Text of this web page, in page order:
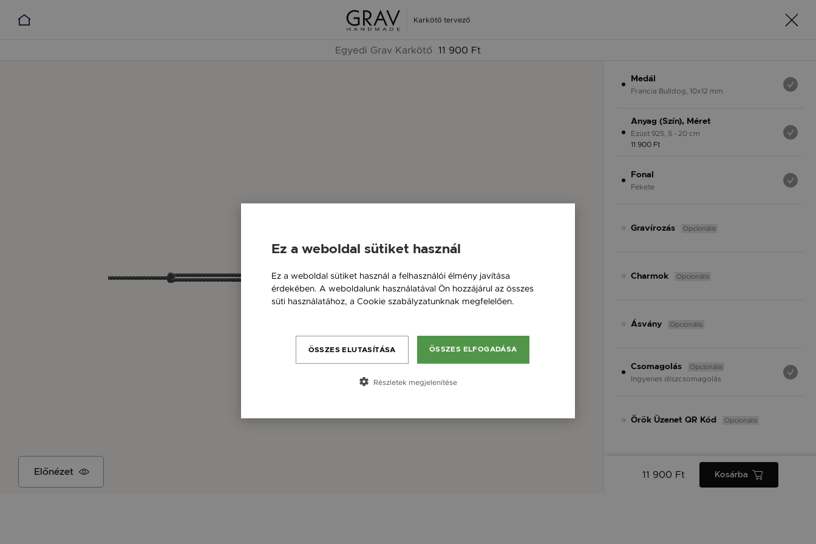
Karkötő tervező
Egyedi Grav Karkötő 11 900 Ft
Előnézet
Medál
Francia Bulldog, 10x12 mm
Anyag (Szín), Méret
Ezüst 925, S - 20 cm
11 900 Ft
Fonal
Fekete
Gravírozás Opcionális
Charmok Opcionális
Ásvány Opcionális
Csomagolás Opcionális
Ingyenes díszcsomagolás
Örök Üzenet QR Kód Opcionális
11 900 Ft Kosárba
Ez a weboldal sütiket használ
Ez a weboldal sütiket használ a felhasználói élmény javítása
érdekében. A weboldalunk használatával Ön hozzájárul az összes
süti használatához, a Cookie szabályzatunknak megfelelően.
ÖSSZES ELFOGADÁSA
ÖSSZES ELUTASÍTÁSA
Részletek megjelenítése